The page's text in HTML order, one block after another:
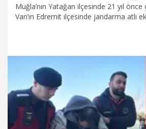
Muğla’nın Yatağan ilçesinde 21 yıl
Van’ın Edremit ilçesinde jandarma atlı
17.03.2026 Foto Galeri